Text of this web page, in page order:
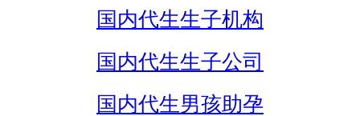
国内代生生子机构
国内代生生子公司
国内代生男孩助孕